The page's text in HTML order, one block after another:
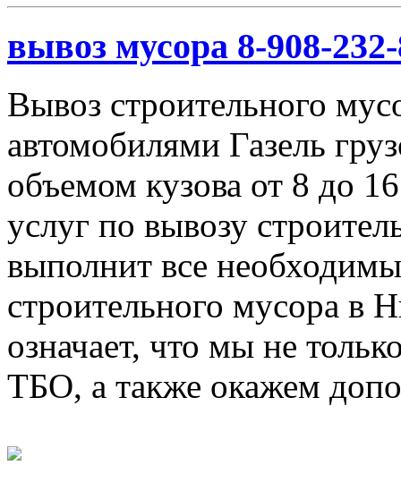
вывоз мусора 8-908-
Вывоз строительного
автомобилями Газель
объемом кузова от 8 до
услуг по вывозу
выполнит все
строительного мусора в
означает, что мы не
ТБО, а также окажем